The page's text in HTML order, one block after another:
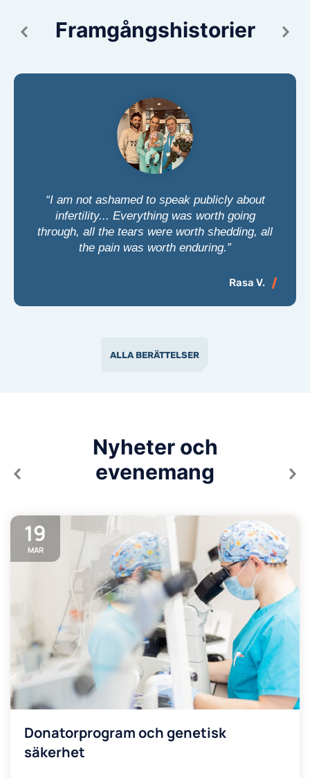
Framgångshistorier
ALLA BERÄTTELSER
“I am not ashamed to speak publicly about
infertility... Everything was worth going
through, all the tears were worth shedding, all
the pain was worth enduring.”
Rasa V.
Nyheter och
evenemang
19
MAR
Donatorprogram och genetisk
säkerhet